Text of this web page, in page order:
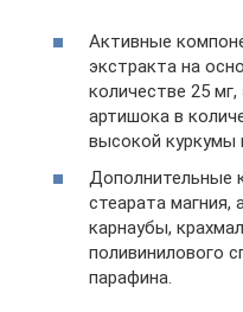
Активные
экстракта на
количестве 25
артишока в
высокой куркумы
Дополнительные
стеарата магния,
карнаубы,
поливинилового
парафина.